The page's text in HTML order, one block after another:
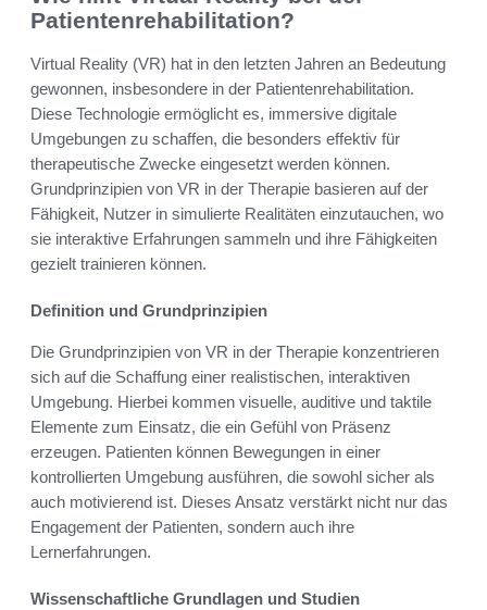
Patientenrehabilitation?
Virtual Reality (VR) hat in den letzten Jahren an Bedeutung
gewonnen, insbesondere in der Patientenrehabilitation.
Diese Technologie ermöglicht es, immersive digitale
Umgebungen zu schaffen, die besonders effektiv für
therapeutische Zwecke eingesetzt werden können.
Grundprinzipien von VR in der Therapie basieren auf der
Fähigkeit, Nutzer in simulierte Realitäten einzutauchen, wo
sie interaktive Erfahrungen sammeln und ihre Fähigkeiten
gezielt trainieren können.
Definition und Grundprinzipien
Die Grundprinzipien von VR in der Therapie konzentrieren
sich auf die Schaffung einer realistischen, interaktiven
Umgebung. Hierbei kommen visuelle, auditive und taktile
Elemente zum Einsatz, die ein Gefühl von Präsenz
erzeugen. Patienten können Bewegungen in einer
kontrollierten Umgebung ausführen, die sowohl sicher als
auch motivierend ist. Dieses Ansatz verstärkt nicht nur das
Engagement der Patienten, sondern auch ihre
Lernerfahrungen.
Wissenschaftliche Grundlagen und Studien